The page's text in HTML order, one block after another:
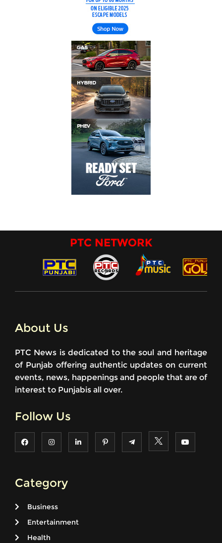
PTC NETWORK
About Us
PTC News is dedicated to the soul and heritage
of Punjab offering authentic updates on current
events, news, happenings and people that are of
interest to Punjabis all over.
Follow Us
Category
Business
Entertainment
Health